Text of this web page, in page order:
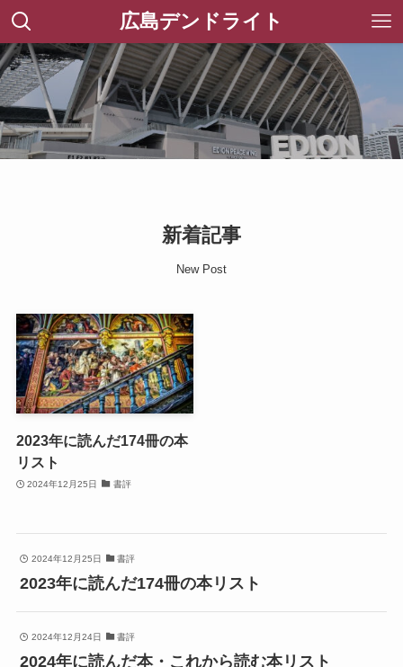
広島デンドライト
新着記事
New Post
2023年に読んだ174冊の本
リスト
2024年12月25日 書評
2024年12月25日 書評
2023年に読んだ174冊の本リスト
2024年12月24日 書評
2024年に読んだ本・これから読む本リスト